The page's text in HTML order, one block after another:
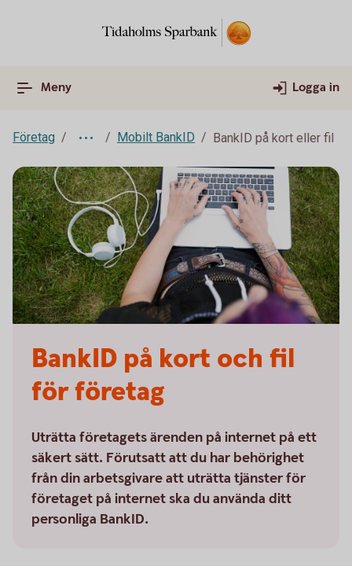
Meny Logga in
Företag Mobilt BankID BankID på kort eller fil
BankID på kort och fil
för företag
Uträtta företagets ärenden på internet på ett
säkert sätt. Förutsatt att du har behörighet
från din arbetsgivare att uträtta tjänster för
företaget på internet ska du använda ditt
personliga BankID.